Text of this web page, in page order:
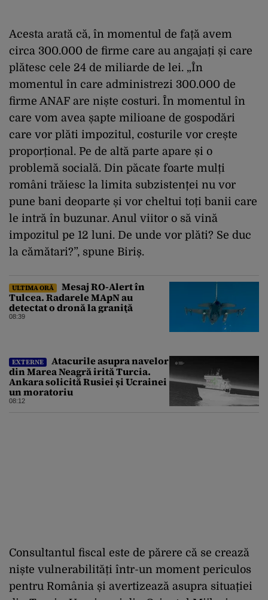
Acesta arată că, în momentul de față avem
circa 300.000 de firme care au angajați și care
plătesc cele 24 de miliarde de lei. „În
momentul în care administrezi 300.000 de
firme ANAF are niște costuri. În momentul în
care vom avea șapte milioane de gospodări
care vor plăti impozitul, costurile vor crește
proporțional. Pe de altă parte apare și o
problemă socială. Din păcate foarte mulți
români trăiesc la limita subzistenței nu vor
pune bani deoparte și vor cheltui toți banii care
le intră în buzunar. Anul viitor o să vină
impozitul pe 12 luni. De unde vor plăti? Se duc
la cămătari?”, spune Biriș.
ULTIMA ORĂ
Mesaj RO-Alert în
Tulcea. Radarele MApN au
detectat o dronă la graniţă
08:39
EXTERNE
Atacurile asupra navelor
din Marea Neagră irită Turcia.
Ankara solicită Rusiei și Ucrainei
un moratoriu
08:12
Consultantul fiscal este de părere că se crează
niște vulnerabilități într-un moment periculos
pentru România și avertizează asupra situației